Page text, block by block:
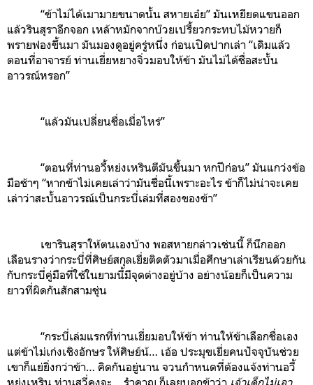
“ข้าไม่ได้เมามายขนาดนั้น สหายเอ๋ย” มันเหยียดแขนออก
แล้วรินสุราอีกจอก เหล้าหมักจากบ๊วยเปรี้ยวกระทบไม้หวายก็
พรายฟองขึ้นมา มันมองดูอยู่ครู่หนึ่ง ก่อนเปิดปากเล่า “เดิมแล้ว
ตอนที่อาจารย์ ท่านเยี่ยหยางจิ่วมอบให้ข้า มันไม่ได้ชื่อสะบั้น
อาวรณ์หรอก”
“แล้วมันเปลี่ยนชื่อเมื่อไหร่”
“ตอนที่ท่านอวี้หย่งเหรินตีมันขึ้นมา หกปีก่อน” มันแกว่งข้อ
มือช้าๆ “หากข้าไม่เคยเล่าว่ามันชื่อนี้เพราะอะไร ข้าก็ไม่น่าจะเคย
เล่าว่าสะบั้นอาวรณ์เป็นกระบี่เล่มที่สองของข้า”
เขารินสุราให้ตนเองบ้าง พอสหายกล่าวเช่นนี้ ก็นึกออก
เลือนรางว่ากระบี่ที่ศิษย์สกุลเยี่ยติดตัวมาเมื่อศึกษาเล่าเรียนด้วยกัน
กับกระบี่คู่มือที่ใช้ในยามนี้มีจุดต่างอยู่บ้าง อย่างน้อยก็เป็นความ
ยาวที่ผิดกันสักสามชุ่น
“กระบี่เล่มแรกที่ท่านเยี่ยมอบให้ข้า ท่านให้ข้าเลือกชื่อเอง
แต่ข้าไม่เก่งเชิงอักษร ให้ศิษย์น้… เอ้อ ประมุขเยี่ยคนปัจจุบันช่วย
เขาก็แย่ยิ่งกว่าข้า… คิดกันอยู่นาน จวนกำหนดที่ต้องแจ้งท่านอวี้
หย่งเหริน ท่านสวี่คงจะ …รำคาญ ก็เลยบอกข้าว่า เจ้าเด็กไม่เอา